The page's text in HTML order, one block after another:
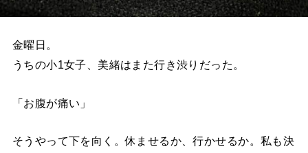
金曜日。
うちの小1女子、美緒はまた行き渋りだった。
「お腹が痛い」
そうやって下を向く。休ませるか、行かせるか。私も決